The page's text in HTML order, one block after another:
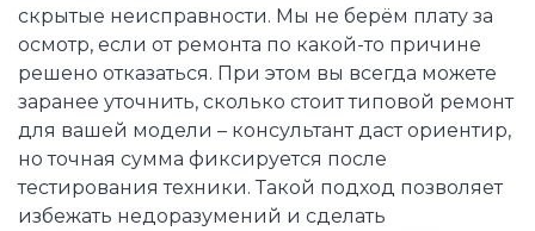
скрытые неисправности. Мы не берём плату за
осмотр, если от ремонта по какой-то причине
решено отказаться. При этом вы всегда можете
заранее уточнить, сколько стоит типовой ремонт
для вашей модели – консультант даст ориентир,
но точная сумма фиксируется после
тестирования техники. Такой подход позволяет
избежать недоразумений и сделать